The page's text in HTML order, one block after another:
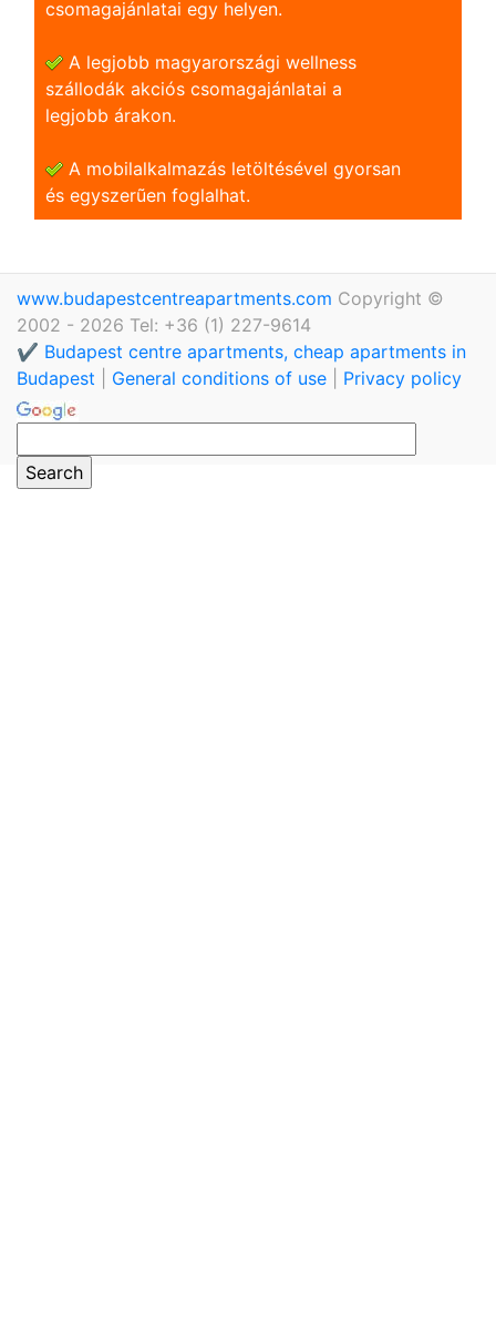
csomagajánlatai egy helyen.
A legjobb magyarországi wellness
szállodák akciós csomagajánlatai a
legjobb árakon.
A mobilalkalmazás letöltésével gyorsan
és egyszerũen foglalhat.
www.budapestcentreapartments.com Copyright ©
2002 - 2026 Tel: +36 (1) 227-9614
✔️ Budapest centre apartments, cheap apartments in
Budapest
General conditions of use Privacy policy